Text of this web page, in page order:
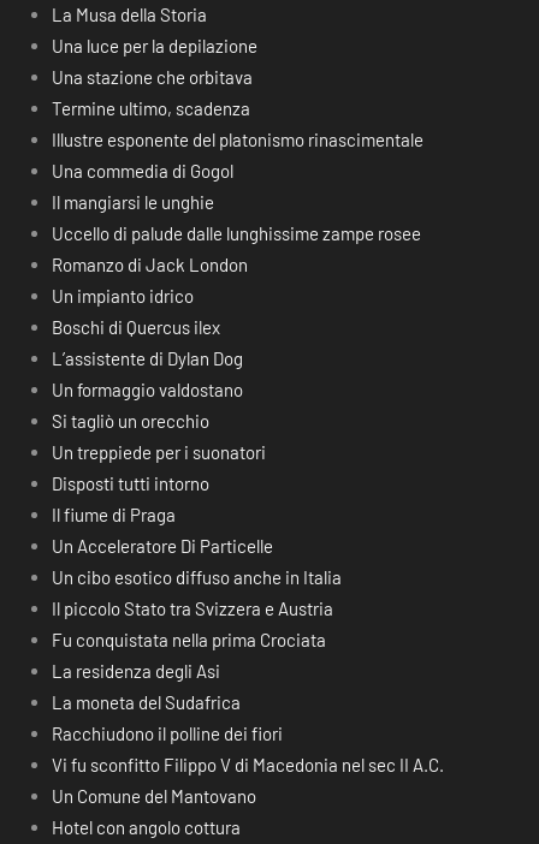
La Musa della Storia
Una luce per la depilazione
Una stazione che orbitava
Termine ultimo, scadenza
Illustre esponente del platonismo rinascimentale
Una commedia di Gogol
Il mangiarsi le unghie
Uccello di palude dalle lunghissime zampe rosee
Romanzo di Jack London
Un impianto idrico
Boschi di Quercus ilex
L’assistente di Dylan Dog
Un formaggio valdostano
Si tagliò un orecchio
Un treppiede per i suonatori
Disposti tutti intorno
Il fiume di Praga
Un Acceleratore Di Particelle
Un cibo esotico diffuso anche in Italia
Il piccolo Stato tra Svizzera e Austria
Fu conquistata nella prima Crociata
La residenza degli Asi
La moneta del Sudafrica
Racchiudono il polline dei fiori
Vi fu sconfitto Filippo V di Macedonia nel sec II A.C.
Un Comune del Mantovano
Hotel con angolo cottura